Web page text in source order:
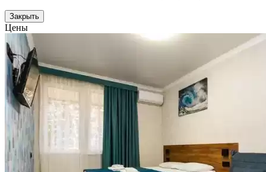
Закрыть
Цены